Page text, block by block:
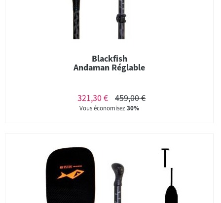
Blackfish
Andaman Réglable
321,30 € 459,00 €
Vous économisez30%